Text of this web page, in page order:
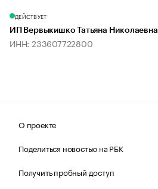
ДЕЙСТВУЕТ
ИП Вервыкишко Татьяна Николаевна
ИНН: 233607722800
О проекте
Поделиться новостью на РБК
Получить пробный доступ